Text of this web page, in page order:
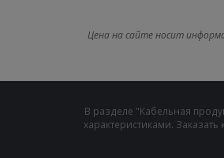
Цена на сайте носит
В разделе "Кабельная
характеристиками.